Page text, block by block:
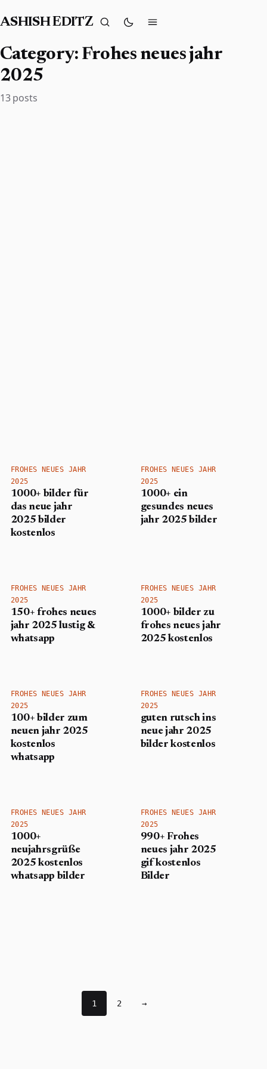
ASHISH EDITZ
Category: Frohes neues jahr
2025
13 posts
FROHES NEUES JAHR
2025
1000+ bilder für
das neue jahr
2025 bilder
kostenlos
FROHES NEUES JAHR
2025
1000+ ein
gesundes neues
jahr 2025 bilder
FROHES NEUES JAHR
2025
150+ frohes neues
jahr​ 2025 lustig &
whatsapp
FROHES NEUES JAHR
2025
1000+ bilder zu
frohes neues jahr
2025 kostenlos
FROHES NEUES JAHR
2025
100+ bilder zum
neuen jahr 2025
kostenlos
whatsapp​
FROHES NEUES JAHR
2025
guten rutsch ins
neue jahr 2025
bilder kostenlos
FROHES NEUES JAHR
2025
1000+
neujahrsgrüße
2025 kostenlos
whatsapp bilder
FROHES NEUES JAHR
2025
990+ Frohes
neues jahr 2025
gif​ kostenlos
Bilder
Posts navigation
1 2 →